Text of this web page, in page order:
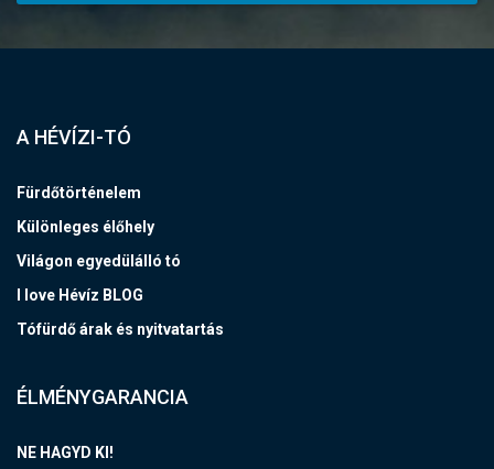
A HÉVÍZI-TÓ
Fürdőtörténelem
Különleges élőhely
Világon egyedülálló tó
I love Hévíz BLOG
Tófürdő árak és nyitvatartás
ÉLMÉNYGARANCIA
NE HAGYD KI!